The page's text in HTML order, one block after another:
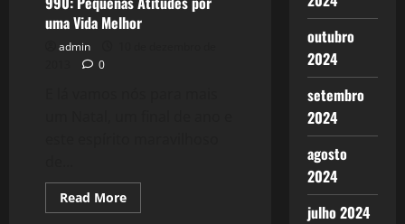
Estadão,
perdi
uma Vida Melhor
admin
0
Read MoreRead
more
outubro
2024
setembro
2024
agosto
2024
julho 2024